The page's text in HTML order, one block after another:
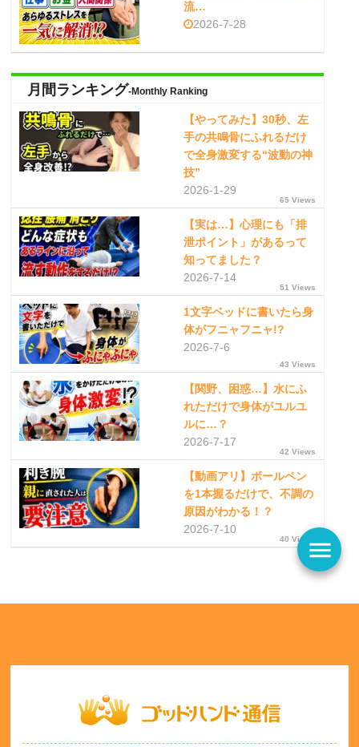
流…
2026-7-28
月間ランキング-Monthly Ranking
【やってみた】30秒、左
手の共鳴骨にふれるだけ
で全身激変する“波動の神
技”
2026-1-29
65 Views
【実は…】心理にも「排
泄ポイント」があるって
知ってました？
2026-7-14
51 Views
1文字ベッドに書いたら身
体がフニャフニャ!?
2026-7-6
43 Views
【関野、困惑…】水にふ
れただけで身体がユルユ
ルに…？
2026-7-17
42 Views
【動画アリ】ボールペン
を1本握るだけで、不調の
原因がわかる！？
2026-7-10
40 Viewsmenu